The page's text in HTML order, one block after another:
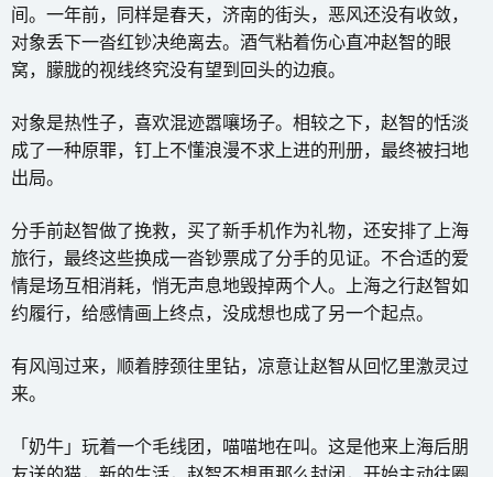
间。一年前，同样是春天，济南的街头，恶风还没有收敛，
对象丢下一沓红钞决绝离去。酒气粘着伤心直冲赵智的眼
窝，朦胧的视线终究没有望到回头的边痕。
对象是热性子，喜欢混迹嚣嚷场子。相较之下，赵智的恬淡
成了一种原罪，钉上不懂浪漫不求上进的刑册，最终被扫地
出局。
分手前赵智做了挽救，买了新手机作为礼物，还安排了上海
旅行，最终这些换成一沓钞票成了分手的见证。不合适的爱
情是场互相消耗，悄无声息地毁掉两个人。上海之行赵智如
约履行，给感情画上终点，没成想也成了另一个起点。
有风闯过来，顺着脖颈往里钻，凉意让赵智从回忆里激灵过
来。
「奶牛」玩着一个毛线团，喵喵地在叫。这是他来上海后朋